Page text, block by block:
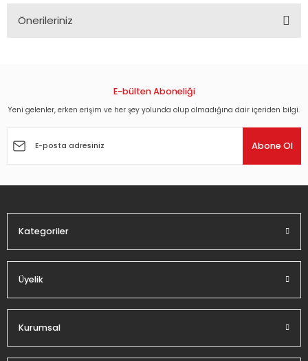
Önerileriniz
Görüş ve önerileriniz için teşekkür ederiz.
Ürün açıklamasında eksik bilgiler bulunuyor.
E-bülten Aboneliği
Yeni gelenler, erken erişim ve her şey yolunda olup olmadığına dair içeriden bilgi.
Abone Ol
Kategoriler
Üyelik
Kurumsal